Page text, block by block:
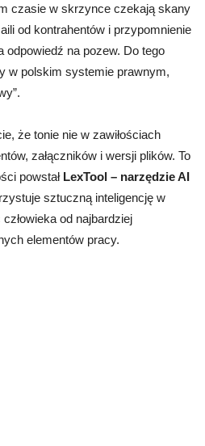
czasie w skrzynce czekają skany
od kontrahentów i przypomnienie
odpowiedź na pozew. Do tego
w polskim systemie prawnym,
że tonie nie w zawiłościach
załączników i wersji plików. To
powstał LexTool – narzędzie AI
sztuczną inteligencję w
od najbardziej
elementów pracy.